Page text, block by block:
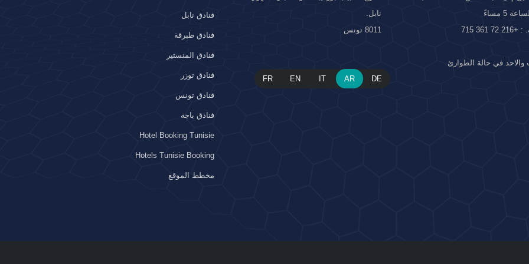
5 مساءً
361 715
والاحد في حالة الطوارئ
نابل.
8011 تونس
FR EN IT AR DE
فنادق نابل
فنادق طبرقة
فنادق المنستير
فنادق توزر
فنادق تونس
فنادق باجة
Hotel Booking Tunisie
Hotels Tunisie Booking
مخطط الموقع